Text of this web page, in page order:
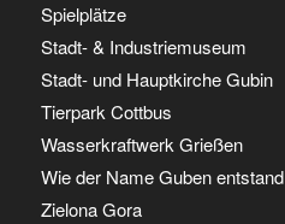
Spielplätze
Stadt- & Industriemuseum
Stadt- und Hauptkirche Gubin
Tierpark Cottbus
Wasserkraftwerk Grießen
Wie der Name Guben entstand
Zielona Gora